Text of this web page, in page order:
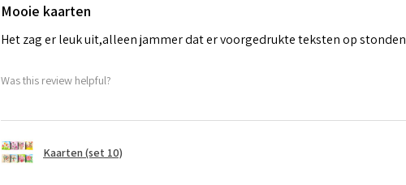
Mooie kaarten
Het zag er leuk uit,alleen jammer dat er voorgedrukte teksten op stonden
Was this review helpful?
Kaarten (set 10)